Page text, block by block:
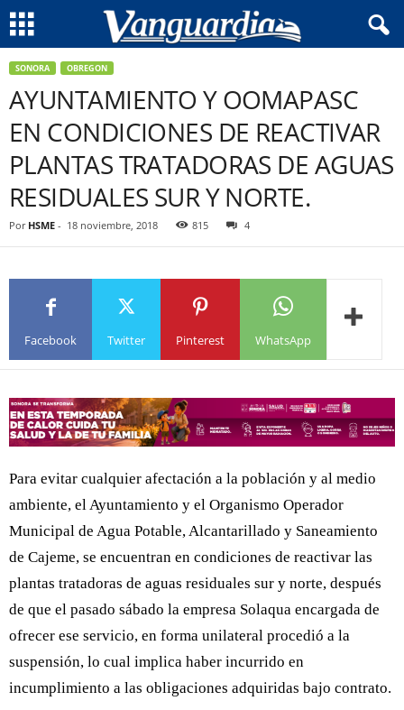
SONORA OBREGON
AYUNTAMIENTO Y OOMAPASC
EN CONDICIONES DE REACTIVAR
PLANTAS TRATADORAS DE AGUAS
RESIDUALES SUR Y NORTE.
Por HSME - 18 noviembre, 2018 815 4
Facebook Twitter Pinterest WhatsApp
Para evitar cualquier afectación a la población y al medio
ambiente, el Ayuntamiento y el Organismo Operador
Municipal de Agua Potable, Alcantarillado y Saneamiento
de Cajeme, se encuentran en condiciones de reactivar las
plantas tratadoras de aguas residuales sur y norte, después
de que el pasado sábado la empresa Solaqua encargada de
ofrecer ese servicio, en forma unilateral procedió a la
suspensión, lo cual implica haber incurrido en
incumplimiento a las obligaciones adquiridas bajo contrato.